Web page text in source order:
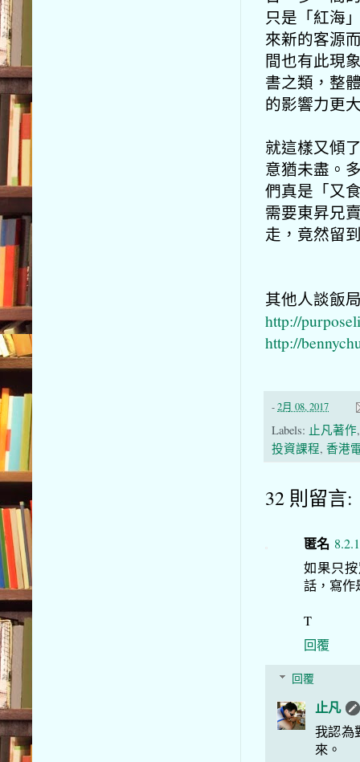
只是「紅海
來新的客源
間也有此現
書之類，整
的影響力更
就這樣又傾
意猶未盡。
們真是「又
需要東昇兄
走，竟然留
其他人談飯
http://
http://
-2月 08, 2017
Labels: 止凡著作
投資課程, 香港
32 則留言:
匿名
如果只
話，寫作
T
回覆
回覆
止凡
我認為
來。